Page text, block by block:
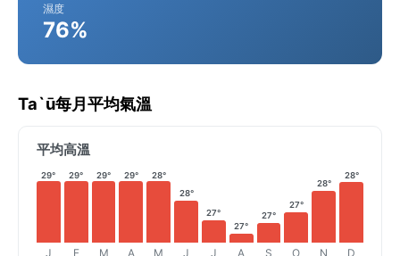
濕度
76%
Ta`ū每月平均氣溫
平均高溫
29°
J
29°
F
29°
M
29°
A
28°
M
28°
J
27°
J
27°
A
27°
S
27°
O
28°
N
28°
D